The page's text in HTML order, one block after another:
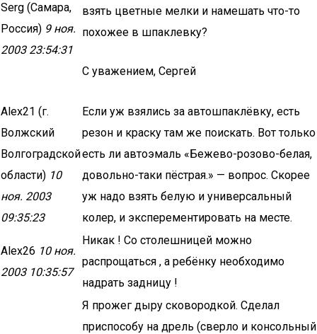
Serg (Самара,
Россия) 9 ноя.
2003 23:54:31
взять цветные мелки и намешать что-то
похожее в шпаклевку?
С уважением, Сергей
Alex21 (г.
Волжский
Волгоградской
области) 10
ноя. 2003
09:35:23
Если уж взялись за автошпаклёвку, есть
резон и краску там же поискать. Вот только
есть ли автоэмаль «Бежево-розово-белая,
довольно-таки пёстрая.» — вопрос. Скорее
уж надо взять белую и универсальный
колер, и эксперементировать на месте.
Alex26 10 ноя.
2003 10:35:57
Никак ! Со столешницей можно
распрощаться , а ребёнку необходимо
надрать задницу !
Я прожег дыру сковородкой. Сделал
приспособу на дрель (сверло и консольный